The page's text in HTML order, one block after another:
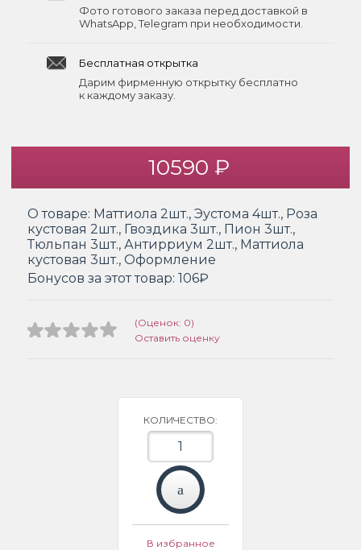
Фото готового заказа перед доставкой в
WhatsApp, Telegram при необходимости.
Бесплатная открытка
Дарим фирменную открытку бесплатно
к каждому заказу.
10590 ₽
О товаре: Маттиола 2шт., Эустома 4шт., Роза
кустовая 2шт., Гвоздика 3шт., Пион 3шт.,
Тюльпан 3шт., Антирриум 2шт., Маттиола
кустовая 3шт., Оформление
Бонусов за этот товар: 106₽
(Оценок: 0)
Оставить оценку
КОЛИЧЕСТВО:
В избранное